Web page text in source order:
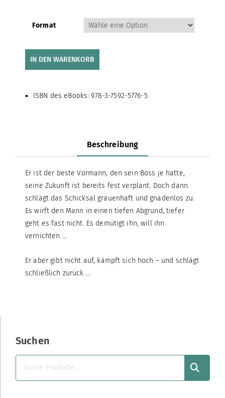
Format
IN DEN WARENKORB
ISBN des eBooks: 978-3-7592-5776-5
Beschreibung
Er ist der beste Vormann, den sein Boss je hatte,
seine Zukunft ist bereits fest verplant. Doch dann
schlägt das Schicksal grauenhaft und gnadenlos zu.
Es wirft den Mann in einen tiefen Abgrund, tiefer
geht es fast nicht. Es demütigt ihn, will ihn
vernichten …
Er aber gibt nicht auf, kämpft sich hoch – und schlägt
schließlich zurück …
Suchen
SUCHEN